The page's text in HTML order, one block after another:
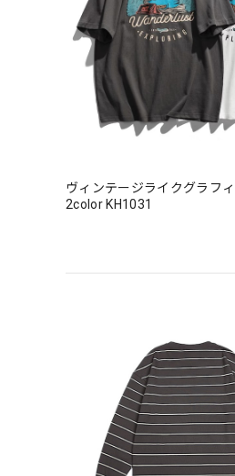
ヴィンテージライクグラフ
2color KH1031